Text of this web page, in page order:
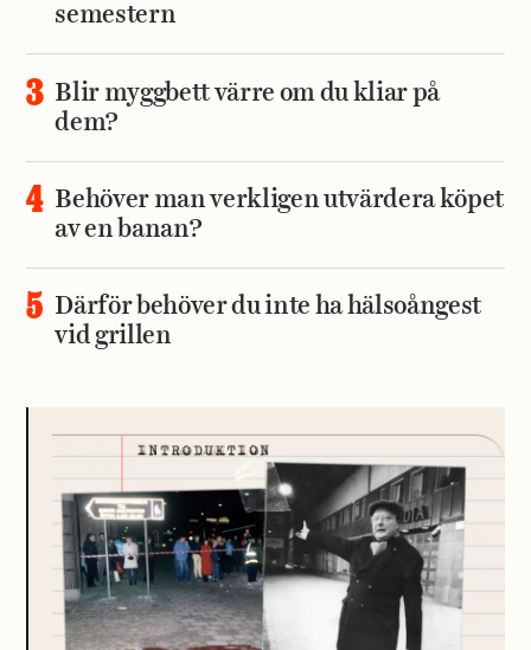
semestern
Blir myggbett värre om du kliar på
dem?
Behöver man verkligen utvärdera köpet
av en banan?
Därför behöver du inte ha hälsoångest
vid grillen